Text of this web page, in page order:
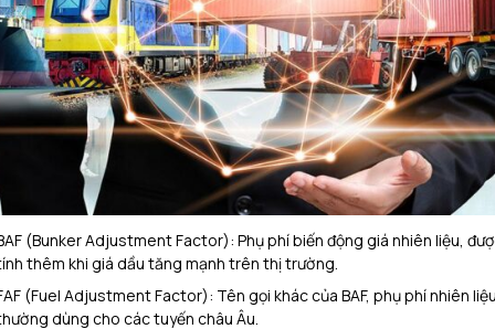
(Bunker Adjustment Factor): Phụ phí biến động giá nhiên liệu,
thêm khi giá dầu tăng mạnh trên thị trường.
(Fuel Adjustment Factor): Tên gọi khác của BAF, phụ phí nhiên
dùng cho các tuyến châu Âu.